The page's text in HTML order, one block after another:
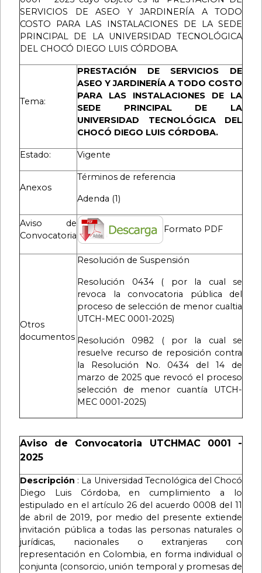
SERVICIOS DE ASEO Y JARDINERÍA A TODO
COSTO PARA LAS INSTALACIONES DE LA SEDE
PRINCIPAL DE LA UNIVERSIDAD TECNOLÓGICA
DEL CHOCÓ DIEGO LUIS CÓRDOBA.
Tema:
PRESTACIÓN DE SERVICIOS DE
ASEO Y JARDINERÍA A TODO COSTO
PARA LAS INSTALACIONES DE LA
SEDE PRINCIPAL DE LA
UNIVERSIDAD TECNOLÓGICA DEL
CHOCÓ DIEGO LUIS CÓRDOBA.
Estado: Vigente
Anexos
Términos de referencia
Adenda (1)
Aviso de
Convocatoria
Formato PDF
Otros
documentos
Resolución de Suspensión
Resolución 0434
( por la cual se
revoca la convocatoria pública del
proceso de selección de menor cualtia
UTCH-MEC 0001-2025)
Resolución 0982
( por la cual se
resuelve recurso de reposición contra
la Resolución No. 0434 del 14 de
marzo de 2025 que revocó el proceso
selección de menor cuantía UTCH-
MEC 0001-2025)
Aviso de Convocatoria UTCHMAC 0001 -
2025
Descripción : La Universidad Tecnológica del Chocó
Diego Luis Córdoba, en cumplimiento a lo
estipulado en el artículo 26 del acuerdo 0008 del 11
de abril de 2019, por medio del presente extiende
invitación pública a todas las personas naturales o
jurídicas, nacionales o extranjeras con
representación en Colombia, en forma individual o
conjunta (consorcio, unión temporal y promesas de